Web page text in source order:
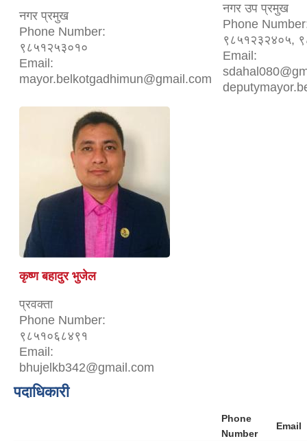
नगर प्रमुख
Phone Number:
९८५१२५३०१०
Email:
mayor.belkotgadhimun@gmail.com
नगर उप प्रमुख
Phone
९८५१२३२४०५,
Email:
कृष्ण बहादुर भुजेल
प्रवक्ता
Phone Number:
९८५१०६८४९१
Email:
bhujelkb342@gmail.com
पदाधिकारी
Phone
Number
Email